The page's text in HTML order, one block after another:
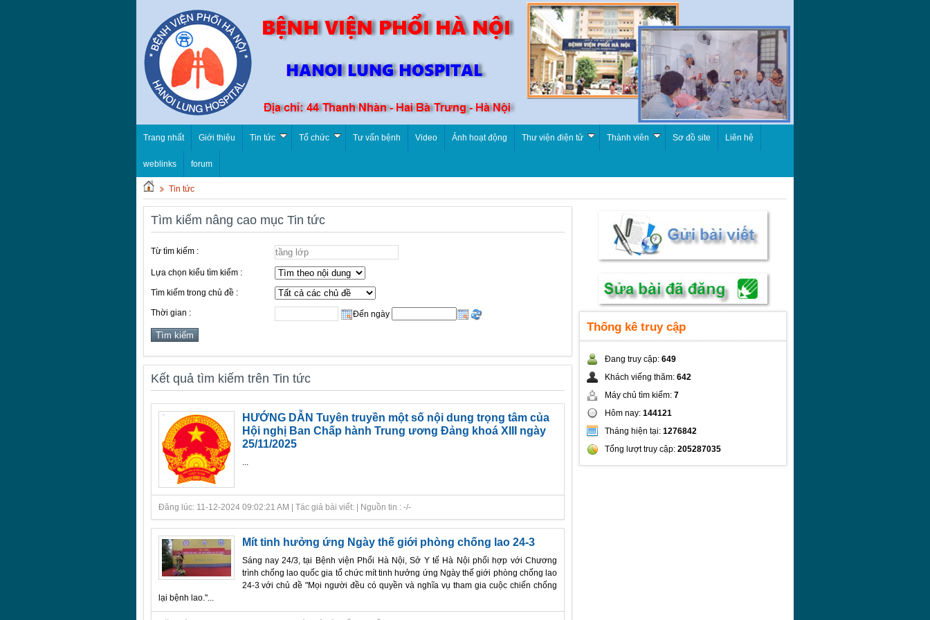
Trang nhất Giới thiệu Tin tức Tổ chức Tư vấn bệnh Video Ảnh hoạt động Thư viện điện tử Thành viên Sơ đồ site Liên hệ
weblinks forum
Tin tức
Tìm kiếm nâng cao mục Tin tức
Từ tìm kiếm :
Lựa chọn kiểu tìm kiếm :
Tìm kiếm trong chủ đề :
Thời gian : Đến ngày
Kết quả tìm kiếm trên Tin tức
HƯỚNG DẪN Tuyên truyền một số nội dung trọng tâm của
Hội nghị Ban Chấp hành Trung ương Đảng khoá XIII ngày
25/11/2025
Đăng lúc: 11-12-2024 09:02:21 AM | Tác giả bài viết: | Nguồn tin : -/-
Mít tinh hưởng ứng Ngày thế giới phòng chống lao 24-3
Sáng nay 24/3, tại Bệnh viện Phổi Hà Nội, Sở Y tế Hà Nội phối hợp với Chương
trình chống lao quốc gia tổ chức mít tinh hưởng ứng Ngày thế giới phòng chống lao
24-3 với chủ đề "Mọi người đều có quyền và nghĩa vụ tham gia cuộc chiến chống
lại bệnh lao."...
Thống kê truy cập
Đang truy cập: 649
Khách viếng thăm: 642
Máy chủ tìm kiếm: 7
Hôm nay: 144121
Tháng hiện tại: 1276842
Tổng lượt truy cập: 205287035